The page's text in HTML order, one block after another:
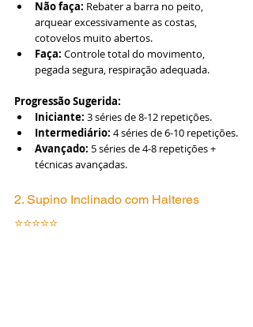
Não faça: Rebater a barra no peito,
arquear excessivamente as costas,
cotovelos muito abertos.
Faça: Controle total do movimento,
pegada segura, respiração adequada.
Progressão Sugerida:
Iniciante: 3 séries de 8-12 repetições.
Intermediário: 4 séries de 6-10 repetições.
Avançado: 5 séries de 4-8 repetições +
técnicas avançadas.
2. Supino Inclinado com Halteres
⭐⭐⭐⭐⭐